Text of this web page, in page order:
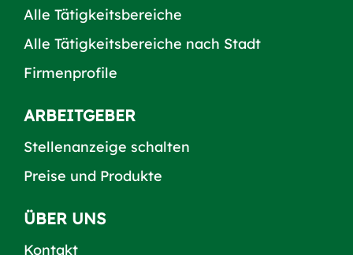
Alle Tätigkeitsbereiche
Alle Tätigkeitsbereiche nach Stadt
Firmenprofile
ARBEITGEBER
Stellenanzeige schalten
Preise und Produkte
ÜBER UNS
Kontakt